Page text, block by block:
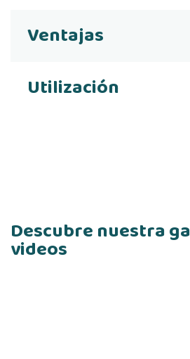
Ventajas
Utilización
Descubre nuestra
videos